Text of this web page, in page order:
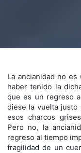
La ancianidad no
haber tenido la
que es un regreso
diese la vuelta justo
esos charcos
Pero no, la
regreso al tiempo
fragilidad de un